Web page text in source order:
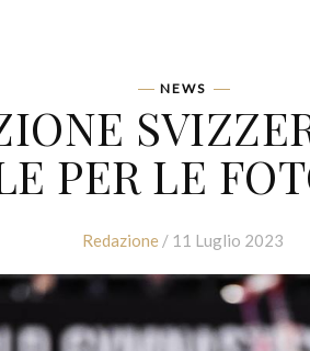
NEWS
PER LE
Redazione / 11 Luglio 2023